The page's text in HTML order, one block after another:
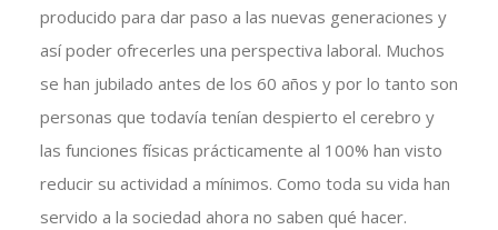
producido para dar paso a las nuevas generaciones y
así poder ofrecerles una perspectiva laboral. Muchos
se han jubilado antes de los 60 años y por lo tanto son
personas que todavía tenían despierto el cerebro y
las funciones físicas prácticamente al 100% han visto
reducir su actividad a mínimos. Como toda su vida han
servido a la sociedad ahora no saben qué hacer.